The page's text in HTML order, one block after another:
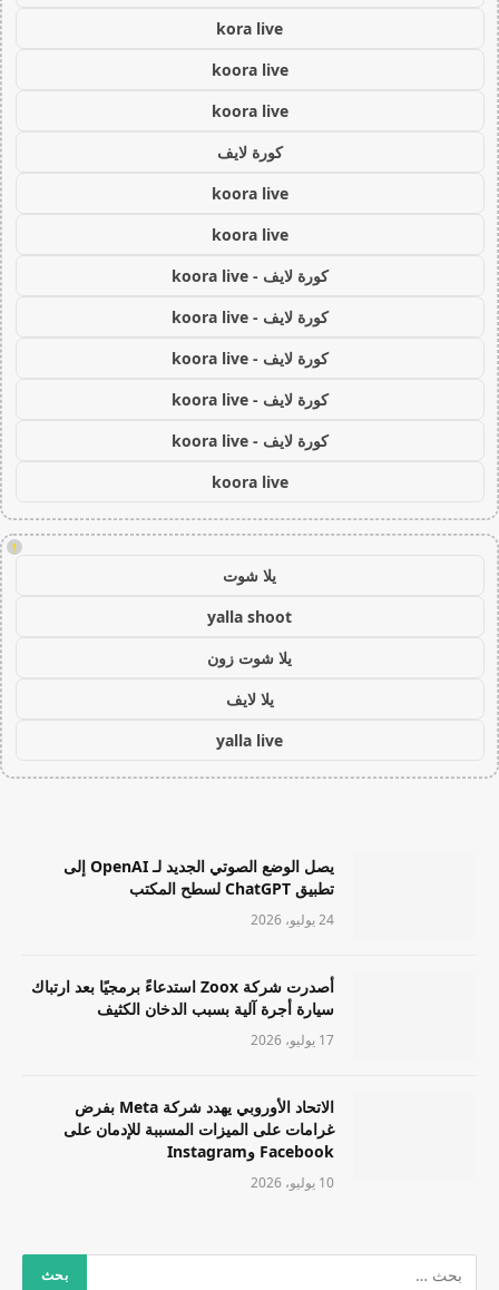
kora live
koora live
koora live
كورة لايف
koora live
koora live
كورة لايف - koora live
كورة لايف - koora live
كورة لايف - koora live
كورة لايف - koora live
كورة لايف - koora live
koora live
!
يلا شوت
yalla shoot
يلا شوت زون
يلا لايف
yalla live
يصل الوضع الصوتي الجديد لـ OpenAI إلى
تطبيق ChatGPT لسطح المكتب
24 يوليو، 2026
أصدرت شركة Zoox استدعاءً برمجيًا بعد ارتباك
سيارة أجرة آلية بسبب الدخان الكثيف
17 يوليو، 2026
الاتحاد الأوروبي يهدد شركة Meta بفرض
غرامات على الميزات المسببة للإدمان على
Facebook وInstagram
10 يوليو، 2026